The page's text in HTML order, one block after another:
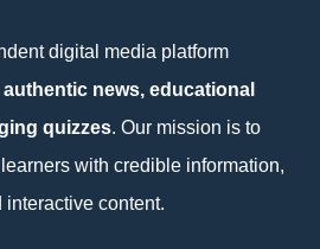
digital media platform
authentic news, educational
quizzes. Our mission is to
with credible information,
content.